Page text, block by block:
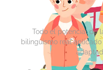
Todo el potencial de
bilingüismo real